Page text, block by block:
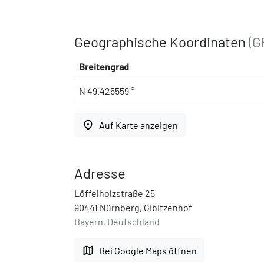
Geographische Koordinaten
Breitengrad
N 49.425559 °
place Auf Karte anzeigen
Adresse
Löffelholzstraße 25
90441 Nürnberg, Gibitzenhof
Bayern, Deutschland
map Bei Google Maps öffnen